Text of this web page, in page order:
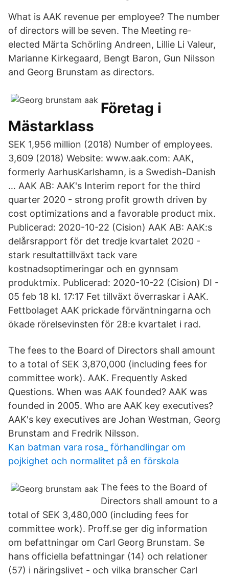
What is AAK revenue per employee? The number
of directors will be seven. The Meeting re-
elected Märta Schörling Andreen, Lillie Li Valeur,
Marianne Kirkegaard, Bengt Baron, Gun Nilsson
and Georg Brunstam as directors.
Företag i
Mästarklass
SEK 1,956 million (2018) Number of employees.
3,609 (2018) Website: www.aak.com: AAK,
formerly AarhusKarlshamn, is a Swedish-Danish
… AAK AB: AAK's Interim report for the third
quarter 2020 - strong profit growth driven by
cost optimizations and a favorable product mix.
Publicerad: 2020-10-22 (Cision) AAK AB: AAK:s
delårsrapport för det tredje kvartalet 2020 -
stark resultattillväxt tack vare
kostnadsoptimeringar och en gynnsam
produktmix. Publicerad: 2020-10-22 (Cision) DI -
05 feb 18 kl. 17:17 Fet tillväxt överraskar i AAK.
Fettbolaget AAK prickade förväntningarna och
ökade rörelsevinsten för 28:e kvartalet i rad.
The fees to the Board of Directors shall amount
to a total of SEK 3,870,000 (including fees for
committee work). AAK. Frequently Asked
Questions. When was AAK founded? AAK was
founded in 2005. Who are AAK key executives?
AAK's key executives are Johan Westman, Georg
Brunstam and Fredrik Nilsson.
Kan batman vara rosa_ förhandlingar om
pojkighet och normalitet på en förskola
The fees to the Board of
Directors shall amount to a
total of SEK 3,480,000 (including fees for
committee work). Proff.se ger dig information
om befattningar om Carl Georg Brunstam. Se
hans officiella befattningar (14) och relationer
(57) i näringslivet - och vilka branscher Carl